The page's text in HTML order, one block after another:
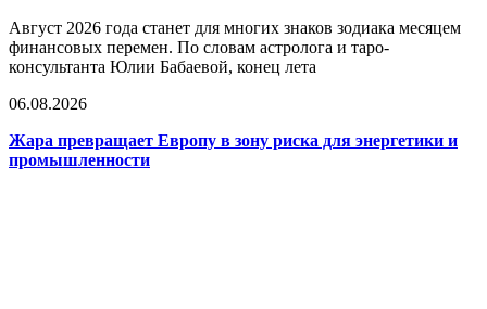
Август 2026 года станет для многих знаков зодиака месяцем
финансовых перемен. По словам астролога и таро-
консультанта Юлии Бабаевой, конец лета
06.08.2026
Жара превращает Европу в зону риска для энергетики и
промышленности